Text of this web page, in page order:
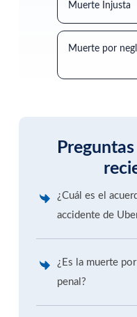
Muerte Injusta
Muerte por
¿Cuál es el
accidente de
¿Es la muerte
penal?